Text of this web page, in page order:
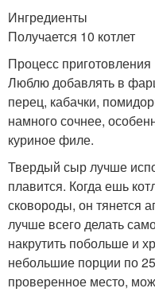
Ингредиенты
Получается 10 котлет
Процесс приготовления
Люблю добавлять в
перец, кабачки,
намного сочнее,
куриное филе.
Твердый сыр лучше
плавится. Когда ешь
сковороды, он тянется
лучше всего делать
накрутить побольше и
небольшие порции по
проверенное место,